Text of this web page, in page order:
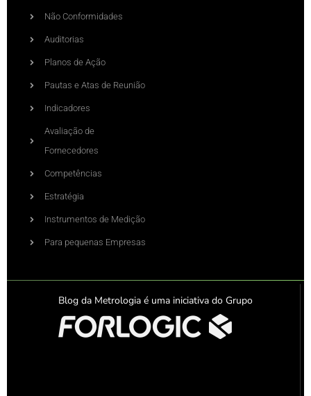
Não Conformidades
Auditorias
Planos de Ação
Pautas e Atas de Reunião
Indicadores
Avaliação de
Fornecedores
Competências
Estratégia
Instrumentos de Medição
Para pequenas Empresas
Blog da Metrologia é uma iniciativa do Grupo